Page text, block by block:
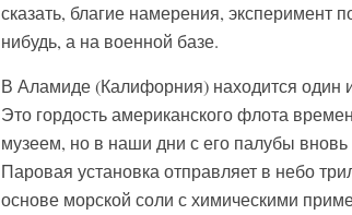
сказать, благие намерения, эксперимент
нибудь, а на военной базе.
В Аламиде (Калифорния) находится
Это гордость американского флота
музеем, но в наши дни с его палубы
Паровая установка отправляет в небо
основе морской соли с химическими